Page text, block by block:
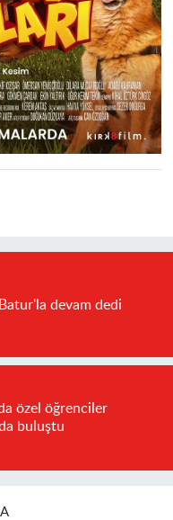
devam dedi
özel öğrenciler
buluştu